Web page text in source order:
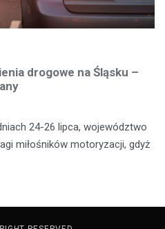
drogowe na Śląsku –
24-26 lipca, województwo
miłośników motoryzacji, gdyż